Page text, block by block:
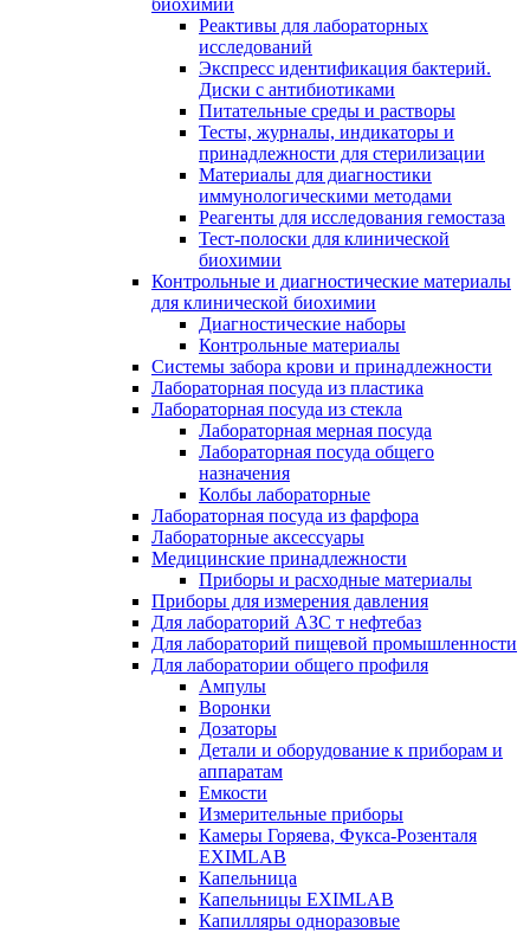
биохимии
Реактивы для лабораторных
исследований
Экспресс идентификация бактерий.
Диски с антибиотиками
Питательные среды и растворы
Тесты, журналы, индикаторы и
принадлежности для стерилизации
Материалы для диагностики
иммунологическими методами
Реагенты для исследования гемостаза
Тест-полоски для клинической
биохимии
Контрольные и диагностические материалы
для клинической биохимии
Диагностические наборы
Контрольные материалы
Системы забора крови и принадлежности
Лабораторная посуда из пластика
Лабораторная посуда из стекла
Лабораторная мерная посуда
Лабораторная посуда общего
назначения
Колбы лабораторные
Лабораторная посуда из фарфора
Лабораторные аксессуары
Медицинские принадлежности
Приборы и расходные материалы
Приборы для измерения давления
Для лабораторий АЗС т нефтебаз
Для лабораторий пищевой промышленности
Для лаборатории общего профиля
Ампулы
Воронки
Дозаторы
Детали и оборудование к приборам и
аппаратам
Емкости
Измерительные приборы
Камеры Горяева, Фукса-Розенталя
EXIMLAB
Капельница
Капельницы EXIMLAB
Капилляры одноразовые